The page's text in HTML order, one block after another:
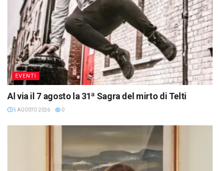
EVENTI
Al via il 7 agosto la 31ª Sagra del mirto di Telti
5 AGOSTO 2026 0